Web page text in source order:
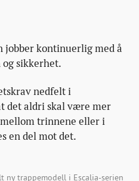
jobber kontinuerlig med å
sikkerhet.
nedfelt i
det aldri skal være mer
trinnene eller i
en del mot det.
ny trappemodell i Escalia-serien